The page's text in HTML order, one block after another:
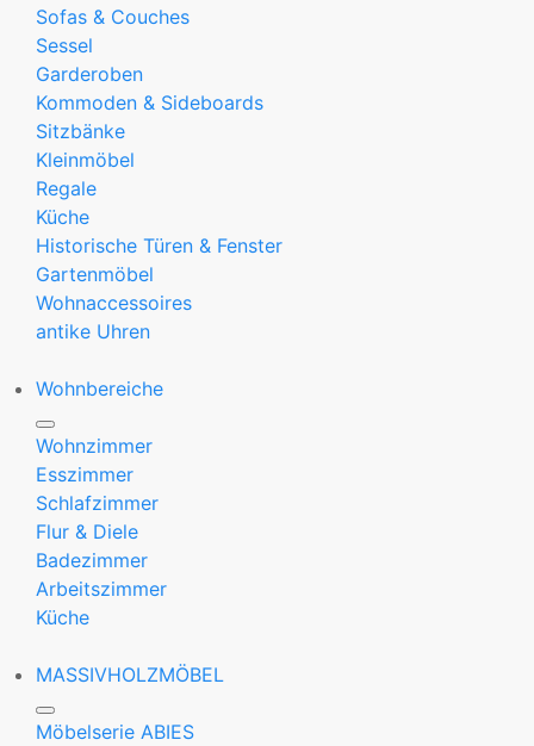
Sofas & Couches
Sessel
Garderoben
Kommoden & Sideboards
Sitzbänke
Kleinmöbel
Regale
Küche
Historische Türen & Fenster
Gartenmöbel
Wohnaccessoires
antike Uhren
Wohnbereiche
Wohnzimmer
Esszimmer
Schlafzimmer
Flur & Diele
Badezimmer
Arbeitszimmer
Küche
MASSIVHOLZMÖBEL
Möbelserie ABIES